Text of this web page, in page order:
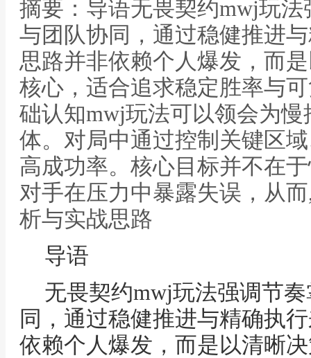
摘要：导语无畏契约mwj玩
与团队协同，通过稳健推进
思路并非依赖个人爆发，而
核心，适合追求稳定胜率与
础认知mwj玩法可以领会为
体。对局中通过控制关键区
高成功率。核心目标并不在
对手在压力中暴露失误，从
析与实战思路
导语
无畏契约mwj玩法强调节
同，通过稳健推进与精确执
依赖个人爆发，而是以清晰